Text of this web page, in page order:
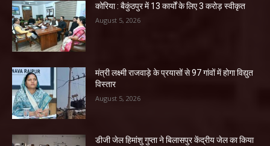
कोरिया : बैकुंठपुर में 13 कार्यों के लिए 3 करोड़ स्वीकृत
August 5, 2026
मंत्री लक्ष्मी राजवाड़े के प्रयासों से 97 गांवों में होगा विद्युत
विस्तार
August 5, 2026
डीजी जेल हिमांशु गुप्ता ने बिलासपुर केंद्रीय जेल का किया